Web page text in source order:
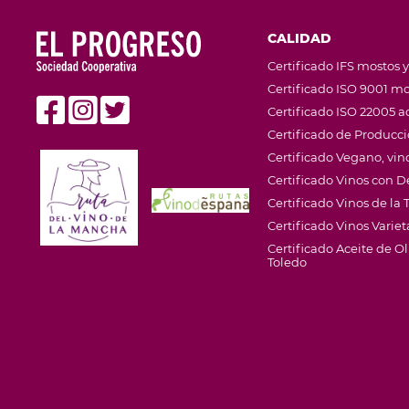
CALIDAD
Certificado IFS mostos
Certificado ISO 9001
Certificado ISO 22005
Certificado de
Certificado Vegano,
Certificado Vinos con
Certificado Vinos de la
Certificado Vinos
Certificado Aceite de
Toledo